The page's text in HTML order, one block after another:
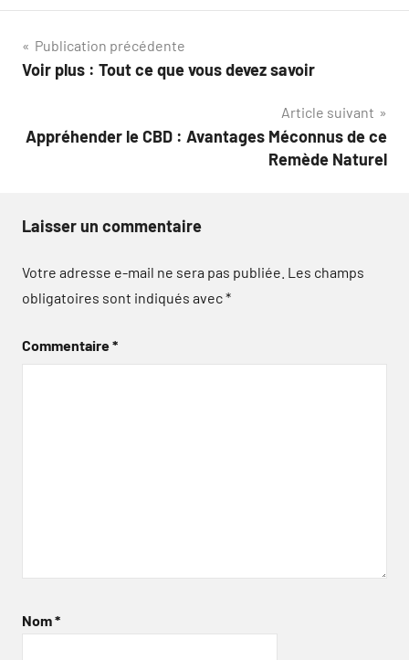
Navigation
de
Publication précédente
Voir plus : Tout ce que vous devez savoir
Article suivant
Appréhender le CBD : Avantages Méconnus de ce
Remède Naturel
Laisser un commentaire
Votre adresse e-mail ne sera pas publiée. Les champs
obligatoires sont indiqués avec*
Commentaire*
Nom*